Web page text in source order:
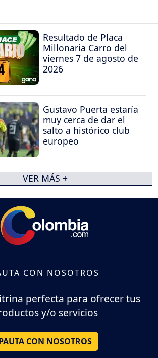
Resultado de Placa
Millonaria Carro del
viernes 7 de agosto de
2026
Gustavo Puerta estaría
muy cerca de dar el
salto a histórico club
europeo
VER MÁS +
CON NOSOTROS
perfecta para ofrecer tus
y/o servicios
CON NOSOTROS